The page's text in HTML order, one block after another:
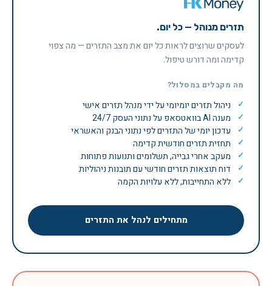
תזרים מנוהל — כל יום.
לעסקים שרוצים לראות כל יום את מצב התזרים — מה צפוי
קדימה ומה דורש טיפול.
מה מקבלים במסלול?
ניהול תזרים יומיומי על ידי מנהל תזרים אישי
מענה AI בוואטסאפ על נתוני העסק 24/7
עדכון יומי של התזרים לפי נתוני הבנק והאשראי
תחזית תזרים חודשית קדימה
מעקב אחרי גבייה, תשלומים ותנועות פתוחות
דוח תוצאות תזרים חודשי עם תובנות ניהוליות
ללא התחייבות, ללא עלויות הקמה
מתחילים לנהל את התזרים